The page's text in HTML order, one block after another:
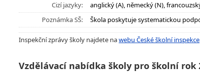
Cizí jazyky:
anglický (A), německý (N),
Poznámka SŠ:
Škola poskytuje systematickou
Inspekční zprávy školy najdete nawebu České školní inspekce
Vzdělávací nabídka školy pro školní rok